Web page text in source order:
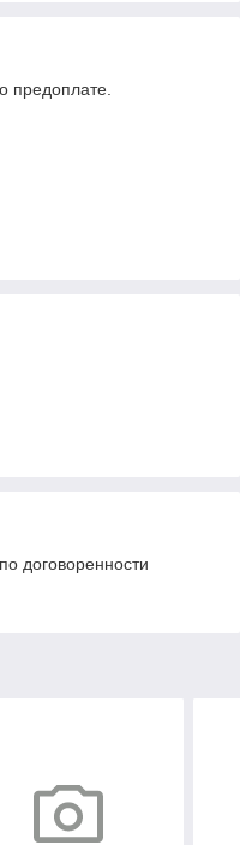
предоплате.
договоренности